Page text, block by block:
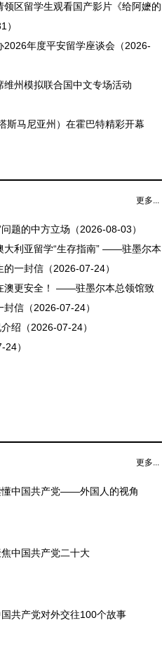
领区留学生观看国产影片《给阿嬷的
）
2026年度平安留学座谈会（2026-
维州模拟联合国中文专场活动
斯马尼亚州）在霍巴特精彩开幕
更多...
题的中方立场（2026-08-03）
大利亚留学“生存指南” ——驻墨尔本
一封信（2026-07-24）
澳更安全！ ——驻墨尔本总领馆致
信（2026-07-24）
绍（2026-07-24）
）
更多...
懂中国共产党——外国人的视角
中国共产党二十大
共产党对外交往100个故事